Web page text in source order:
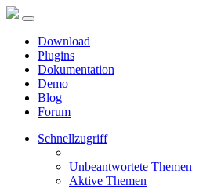
Download
Plugins
Dokumentation
Demo
Blog
Forum
Schnellzugriff
Unbeantwortete Themen
Aktive Themen